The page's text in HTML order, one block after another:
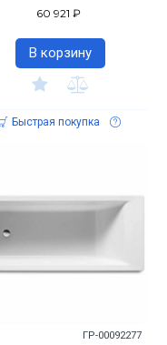
60 921 ₽
В корзину
Быстрая покупка
ГР-00092277